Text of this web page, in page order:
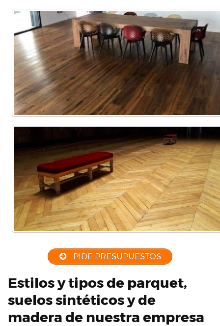
Colocar
parquet o
Tarima
Local
Comercial
Instalar
parquet o
Tarima
Vivienda
(Completa)
Montar
parquet o
Tarima
Vivienda
(Parcial)
Otros
PIDE PRESUPUESTOS
Estilos y tipos de parquet,
suelos sintéticos y de
madera de nuestra empresa